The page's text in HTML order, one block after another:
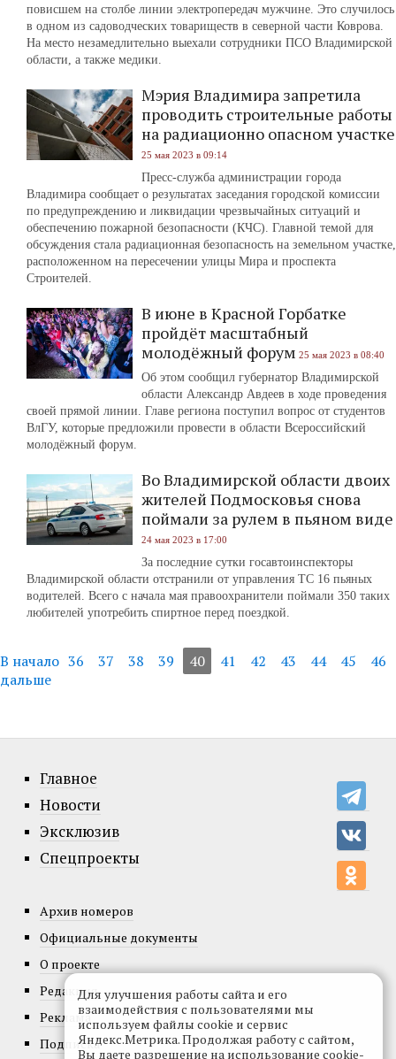
повисшем на столбе линии электропередач мужчине. Это случилось
в одном из садоводческих товариществ в северной части Коврова.
На место незамедлительно выехали сотрудники ПСО Владимирской
области, а также медики.
Мэрия Владимира запретила
проводить строительные работы
на радиационно опасном участке
25 мая 2023 в 09:14
Пресс-служба администрации города
Владимира сообщает о результатах заседания городской комиссии
по предупреждению и ликвидации чрезвычайных ситуаций и
обеспечению пожарной безопасности (КЧС). Главной темой для
обсуждения стала радиационная безопасность на земельном участке,
расположенном на пересечении улицы Мира и проспекта
Строителей.
В июне в Красной Горбатке
пройдёт масштабный
молодёжный форум 25 мая 2023 в 08:40
Об этом сообщил губернатор Владимирской
области Александр Авдеев в ходе проведения
своей прямой линии. Главе региона поступил вопрос от студентов
ВлГУ, которые предложили провести в области Всероссийский
молодёжный форум.
Во Владимирской области двоих
жителей Подмосковья снова
поймали за рулем в пьяном виде
24 мая 2023 в 17:00
За последние сутки госавтоинспекторы
Владимирской области отстранили от управления ТС 16 пьяных
водителей. Всего с начала мая правоохранители поймали 350 таких
любителей употребить спиртное перед поездкой.
В начало 36 37 38 39 40 41 42 43 44 45
46
дальше
Главное
Новости
Эксклюзив
Спецпроекты
Архив номеров
Официальные документы
О проекте
Редакция
Реклама
Подписка
Для улучшения работы сайта и его
взаимодействия с пользователями мы
используем файлы cookie и сервис
Яндекс.Метрика. Продолжая работу с сайтом,
Вы даете разрешение на использование cookie-